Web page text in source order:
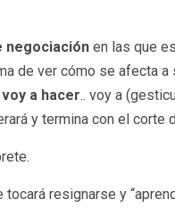
negociaciónen las que
de ver cómo se afecta
a hacer.. voy a
y termina con el corte
resignarse y